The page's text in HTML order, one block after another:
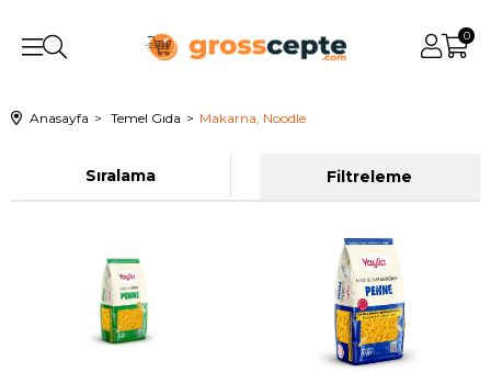
0
Anasayfa Temel Gıda Makarna, Noodle
Filtreleme
Sıralama